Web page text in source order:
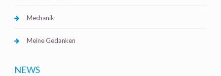
Mechanik
Meine Gedanken
NEWS